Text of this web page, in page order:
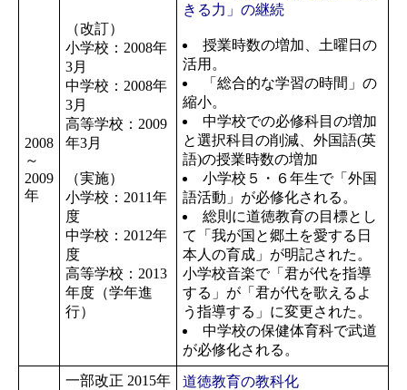
2008
～
2009
年
（改訂）
小学校：2008年
3月
中学校：2008年
3月
高等学校：2009
年3月
（実施）
小学校：2011年
度
中学校：2012年
度
高等学校：2013
年度（学年進
行）
きる力」の継続
授業時数の増加、土曜日の
活用。
「総合的な学習の時間」の
縮小。
中学校での必修科目の増加
と選択科目の削減、外国語(英
語)の授業時数の増加
小学校５・６年生で「外国
語活動」が必修化される。
総則に道徳教育の目標とし
て「我が国と郷土を愛する日
本人の育成」が明記された。
小学校音楽で「君が代を指導
する」が「君が代を歌えるよ
う指導する」に変更された。
中学校の保健体育科で武道
が必修化される。
一部改正 2015年
道徳教育の教科化